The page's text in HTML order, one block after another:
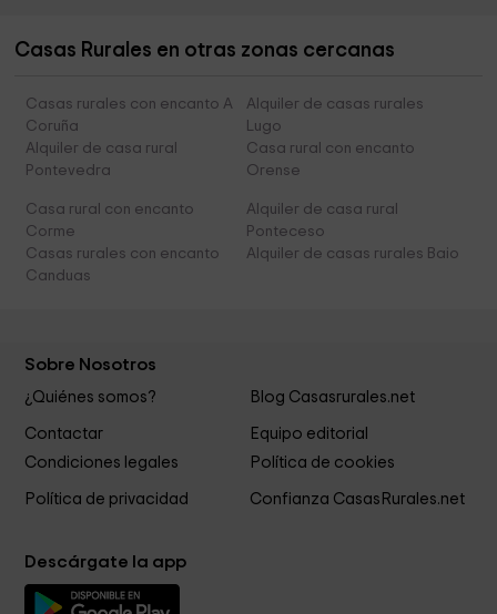
Casas Rurales en otras zonas cercanas
Casas rurales con encanto A
Coruña
Alquiler de casas rurales
Lugo
Alquiler de casa rural
Pontevedra
Casa rural con encanto
Orense
Casa rural con encanto
Corme
Alquiler de casa rural
Ponteceso
Casas rurales con encanto
Canduas
Alquiler de casas rurales Baio
Sobre Nosotros
¿Quiénes somos? Blog Casasrurales.net
Contactar
Equipo editorial
Condiciones legales
Política de cookies
Política de privacidad Confianza CasasRurales.net
Descárgate la app